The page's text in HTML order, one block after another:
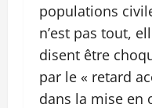
populations
n’est pas tout,
disent être
par le « retard
dans la mise en